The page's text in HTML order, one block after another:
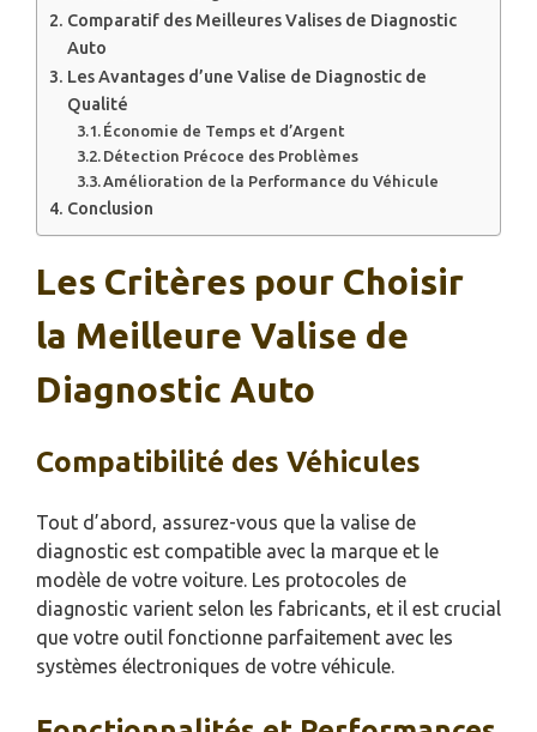
Comparatif des Meilleures Valises de Diagnostic
Auto
Les Avantages d’une Valise de Diagnostic de
Qualité
Économie de Temps et d’Argent
Détection Précoce des Problèmes
Amélioration de la Performance du Véhicule
Conclusion
Les Critères pour Choisir
la Meilleure Valise de
Diagnostic Auto
Compatibilité des Véhicules
Tout d’abord, assurez-vous que la valise de
diagnostic est compatible avec la marque et le
modèle de votre voiture. Les protocoles de
diagnostic varient selon les fabricants, et il est crucial
que votre outil fonctionne parfaitement avec les
systèmes électroniques de votre véhicule.